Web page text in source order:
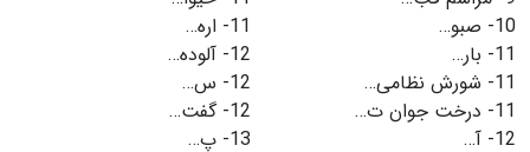
10- صبو…
11- بار…
11- شورش نظامی…
11- درخت جوان ت…
12- آ…
11- اره…
12- آلوده…
12- س…
12- گفت…
13- پ…